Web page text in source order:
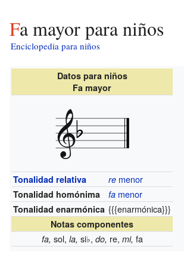
Fa mayor para niños
Enciclopedia para niños
Datos para niños
Fa mayor
Tonalidad relativa re menor
Tonalidad homónima fa menor
Tonalidad enarmónica {{{enarmónica}}}
Notas componentes
fa, sol, la, si♭, do, re, mi, fa